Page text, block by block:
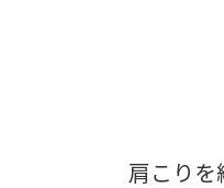
肩こりを